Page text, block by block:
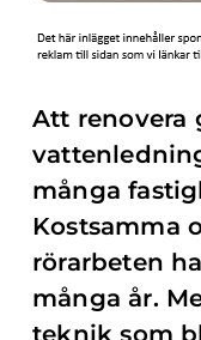
Att renovera
många
Kostsamma
rörarbeten
många år.
teknik som